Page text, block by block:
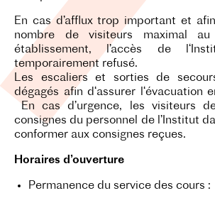
En cas d’afflux trop important et
nombre de visiteurs maximal
établissement, l’accès de
temporairement refusé.
Les escaliers et sorties de
dégagés afin d‘assurer l‘évacuation
En cas d’urgence, les visiteurs
consignes du personnel de l’Institut
conformer aux consignes reçues.
Horaires d’ouverture
Permanence du service des cours :